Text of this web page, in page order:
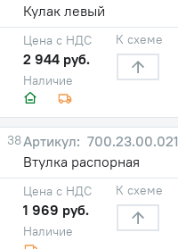
Кулак левый
Наличие
Цена с НДС
2 944 руб.
К схеме
38
700.23.00.021
Втулка распорная
Наличие
Цена с НДС
1 969 руб.
К схеме